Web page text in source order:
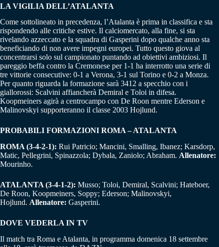
LA VIGILIA DELL’ATALANTA
Come sottolineato in precedenza, l’Atalanta è prima in classifica e sta
rispondendo alle critiche estive. Il calciomercato, alla fine, si sta
rivelando azzeccato e la squadra di Gasperini dopo qualche anno sta
beneficiando di non avere impegni europei. Tutto questo giova al
concentrarsi solo sul campionato puntando ad obiettivi ambiziosi. Il
pareggio beffa contro la Cremonese per 1-1 ha interrotto una serie di
tre vittorie consecutive: 0-1 a Verona, 3-1 sul Torino e 0-2 a Monza.
Per quanto riguarda la formazione sarà 3412 a specchio con i
giallorossi: Scalvini affiancherà Demiral e Toloi in difesa.
Koopmeiners agirà a centrocampo con De Roon mentre Ederson e
Malinovskyi supporteranno il classe 2003 Hojlund.
PROBABILI FORMAZIONI ROMA – ATALANTA
ROMA (3-4-2-1): Rui Patricio; Mancini, Smalling, Ibanez; Karsdorp,
Matic, Pellegrini, Spinazzola; Dybala, Zaniolo; Abraham. Allenatore:
Mourinho.
ATALANTA (3-4-1-2): Musso; Toloi, Demiral, Scalvini; Hateboer,
De Roon, Koopmeiners, Soppy; Ederson; Malinovskyi,
Hojlund. Allenatore: Gasperini.
DOVE VEDERLA IN TV
Il match tra Roma e Atalanta, in programma domenica 18 settembre